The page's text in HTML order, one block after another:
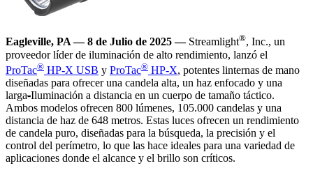
Eagleville, PA — 8 de Julio de 2025 — Streamlight®, Inc., un
proveedor líder de iluminación de alto rendimiento, lanzó el
ProTac® HP-X USB y ProTac® HP-X, potentes linternas de mano
diseñadas para ofrecer una candela alta, un haz enfocado y una
larga-Iluminación a distancia en un cuerpo de tamaño táctico.
Ambos modelos ofrecen 800 lúmenes, 105.000 candelas y una
distancia de haz de 648 metros. Estas luces ofrecen un rendimiento
de candela puro, diseñadas para la búsqueda, la precisión y el
control del perímetro, lo que las hace ideales para una variedad de
aplicaciones donde el alcance y el brillo son críticos.